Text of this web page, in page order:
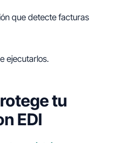
que detecte facturas
ejecutarlos.
tu
EDI